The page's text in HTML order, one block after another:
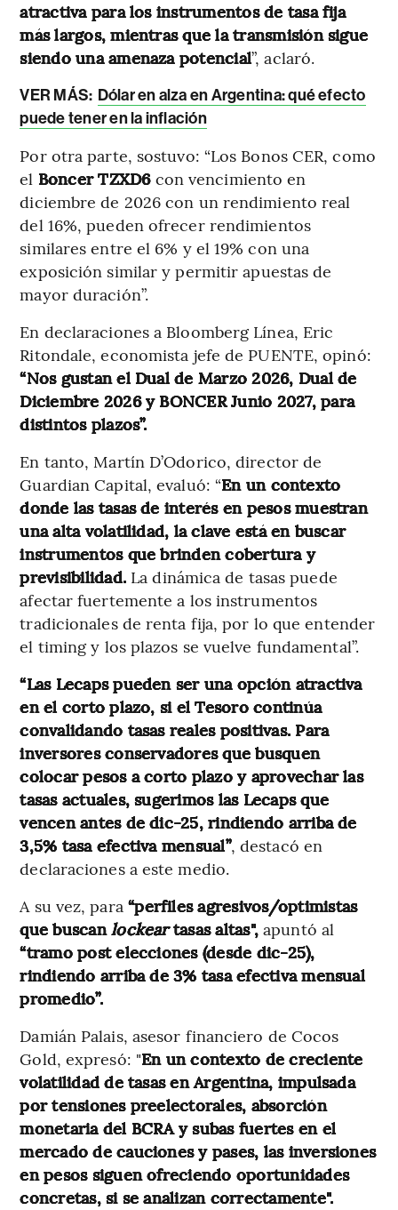
atractiva para los instrumentos de tasa fija
más largos, mientras que la transmisión sigue
siendo una amenaza potencial”, aclaró.
VER MÁS: Dólar en alza en Argentina: qué efecto
puede tener en la inflación
Por otra parte, sostuvo: “Los Bonos CER, como
el Boncer TZXD6con vencimiento en
diciembre de 2026 con un rendimiento real
del 16%, pueden ofrecer rendimientos
similares entre el 6% y el 19% con una
exposición similar y permitir apuestas de
mayor duración”.
En declaraciones a Bloomberg Línea, Eric
Ritondale, economista jefe de PUENTE, opinó:
“Nos gustan el Dual de Marzo 2026, Dual de
Diciembre 2026 y BONCER Junio 2027, para
distintos plazos”.
En tanto, Martín D’Odorico, director de
Guardian Capital, evaluó: “En un contexto
donde las tasas de interés en pesos muestran
una alta volatilidad, la clave está en buscar
instrumentos que brinden cobertura y
previsibilidad. La dinámica de tasas puede
afectar fuertemente a los instrumentos
tradicionales de renta fija, por lo que entender
el timing y los plazos se vuelve fundamental”.
“Las Lecaps pueden ser una opción atractiva
en el corto plazo, si el Tesoro continúa
convalidando tasas reales positivas. Para
inversores conservadores que busquen
colocar pesos a corto plazo y aprovechar las
tasas actuales, sugerimos las Lecaps que
vencen antes de dic-25, rindiendo arriba de
3,5% tasa efectiva mensual”, destacó en
declaraciones a este medio.
A su vez, para“perfiles agresivos/optimistas
que buscanlockeartasas altas", apuntó al
“tramo post elecciones (desde dic-25),
rindiendo arriba de 3% tasa efectiva mensual
promedio”.
Damián Palais, asesor financiero de Cocos
Gold, expresó: "En un contexto de creciente
volatilidad de tasas en Argentina, impulsada
por tensiones preelectorales, absorción
monetaria del BCRA y subas fuertes en el
mercado de cauciones y pases, las inversiones
en pesos siguen ofreciendo oportunidades
concretas, si se analizan correctamente".